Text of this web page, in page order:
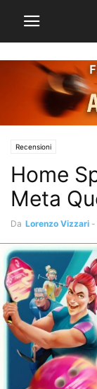
Recensioni
Home
Meta
Da Lorenzo Vizzari -